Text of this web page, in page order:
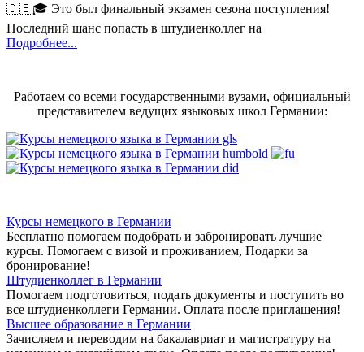
🇩🇪🎓 Это был финальный экзамен сезона поступления!
Последний шанс попасть в штудиенколлег на
Подробнее...
Работаем со всеми государственными вузами, официальный
представителем ведущих языковых школ Германии:
Курсы немецкого в Германии
Бесплатно помогаем подобрать и забронировать лучшие
курсы. Помогаем с визой и проживанием, Подарки за
бронирование!
Штудиенколлег в Германии
Помогаем подготовиться, подать документы и поступить во
все штудиенколлеги Германии. Оплата после приглашения!
Высшее образование в Германии
Зачисляем и переводим на бакалавриат и магистратуру на